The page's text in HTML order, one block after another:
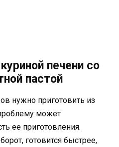
печени со
пастой
нужно приготовить из
может
ее приготовления.
готовится быстрее,